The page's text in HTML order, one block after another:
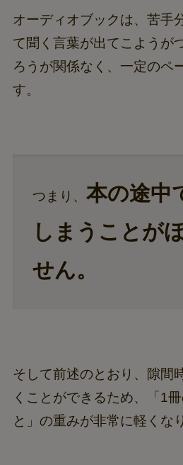
オーディオブックは、苦手
て聞く言葉が出てこようが
ろうが関係なく、一定のペ
す。
つまり、本の途中
しまうことが
せん。
そして前述のとおり、隙間
くことができるため、「1
と」の重みが非常に軽くな